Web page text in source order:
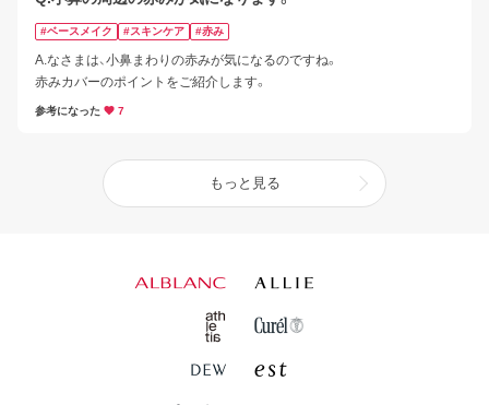
#ベースメイク #スキンケア #赤み
A.なさまは、小鼻まわりの赤みが気になるのですね。
赤みカバーのポイントをご紹介します。
参考になった 7
もっと見る